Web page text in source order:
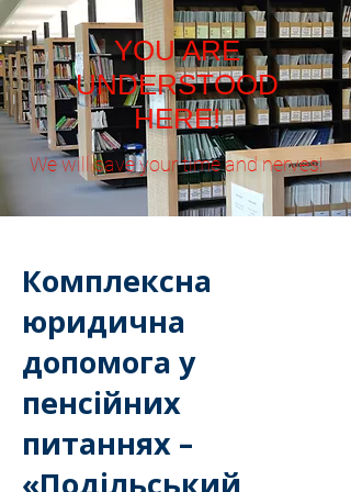
YOU ARE
UNDERSTOOD
HERE!
We will save your time and nerves!
Комплексна
юридична
допомога у
пенсійних
питаннях –
«Подільський